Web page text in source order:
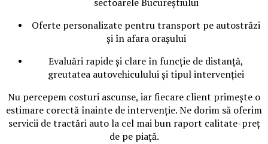
Oferte personalizate pentru transport pe autostrăzi
și în afara orașului
Evaluări rapide și clare în funcție de distanță,
greutatea autovehiculului și tipul intervenției
Nu percepem costuri ascunse, iar fiecare client primește o
estimare corectă înainte de intervenție. Ne dorim să oferim
servicii de tractări auto la cel mai bun raport calitate-preț
de pe piață.